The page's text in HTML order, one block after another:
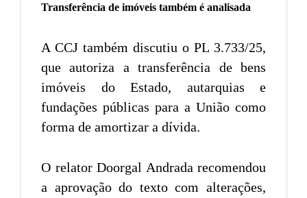
Transferência de imóveis também é analisada
A CCJ também discutiu o PL 3.733/25,
que autoriza a transferência de bens
imóveis do Estado, autarquias e
fundações públicas para a União como
forma de amortizar a dívida.
O relator Doorgal Andrada recomendou
a aprovação do texto com alterações,